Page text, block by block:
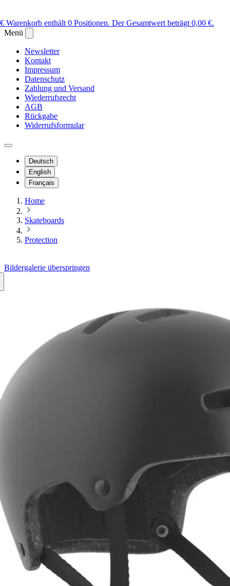
Warenkorb enthält 0 Positionen. Der Gesamtwert beträgt 0,00 €.
Menü
Newsletter
Kontakt
Impressum
Datenschutz
Zahlung und Versand
Wiederrufsrecht
AGB
Rückgabe
Widerrufsformular
Deutsch
English
Français
Home
Skateboards
Protection
Bildergalerie überspringen